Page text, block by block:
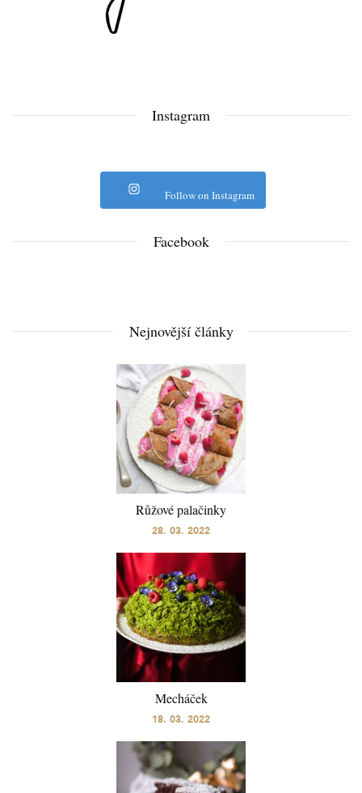
Instagram
Follow on Instagram
Facebook
Nejnovější články
Růžové palačinky
28. 03. 2022
Mecháček
18. 03. 2022